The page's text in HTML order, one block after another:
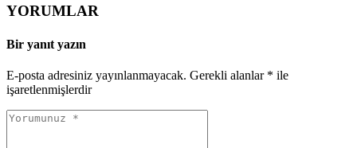
YORUMLAR
Bir yanıt yazın
E-posta adresiniz yayınlanmayacak. Gerekli alanlar * ile
işaretlenmişlerdir